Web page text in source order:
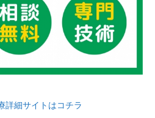
詳細サイトはコチラ